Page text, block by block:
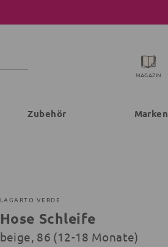
MAGAZIN
Zubehör Marken
LAGARTO VERDE
Hose Schleife
beige, 86 (12-18 Monate)